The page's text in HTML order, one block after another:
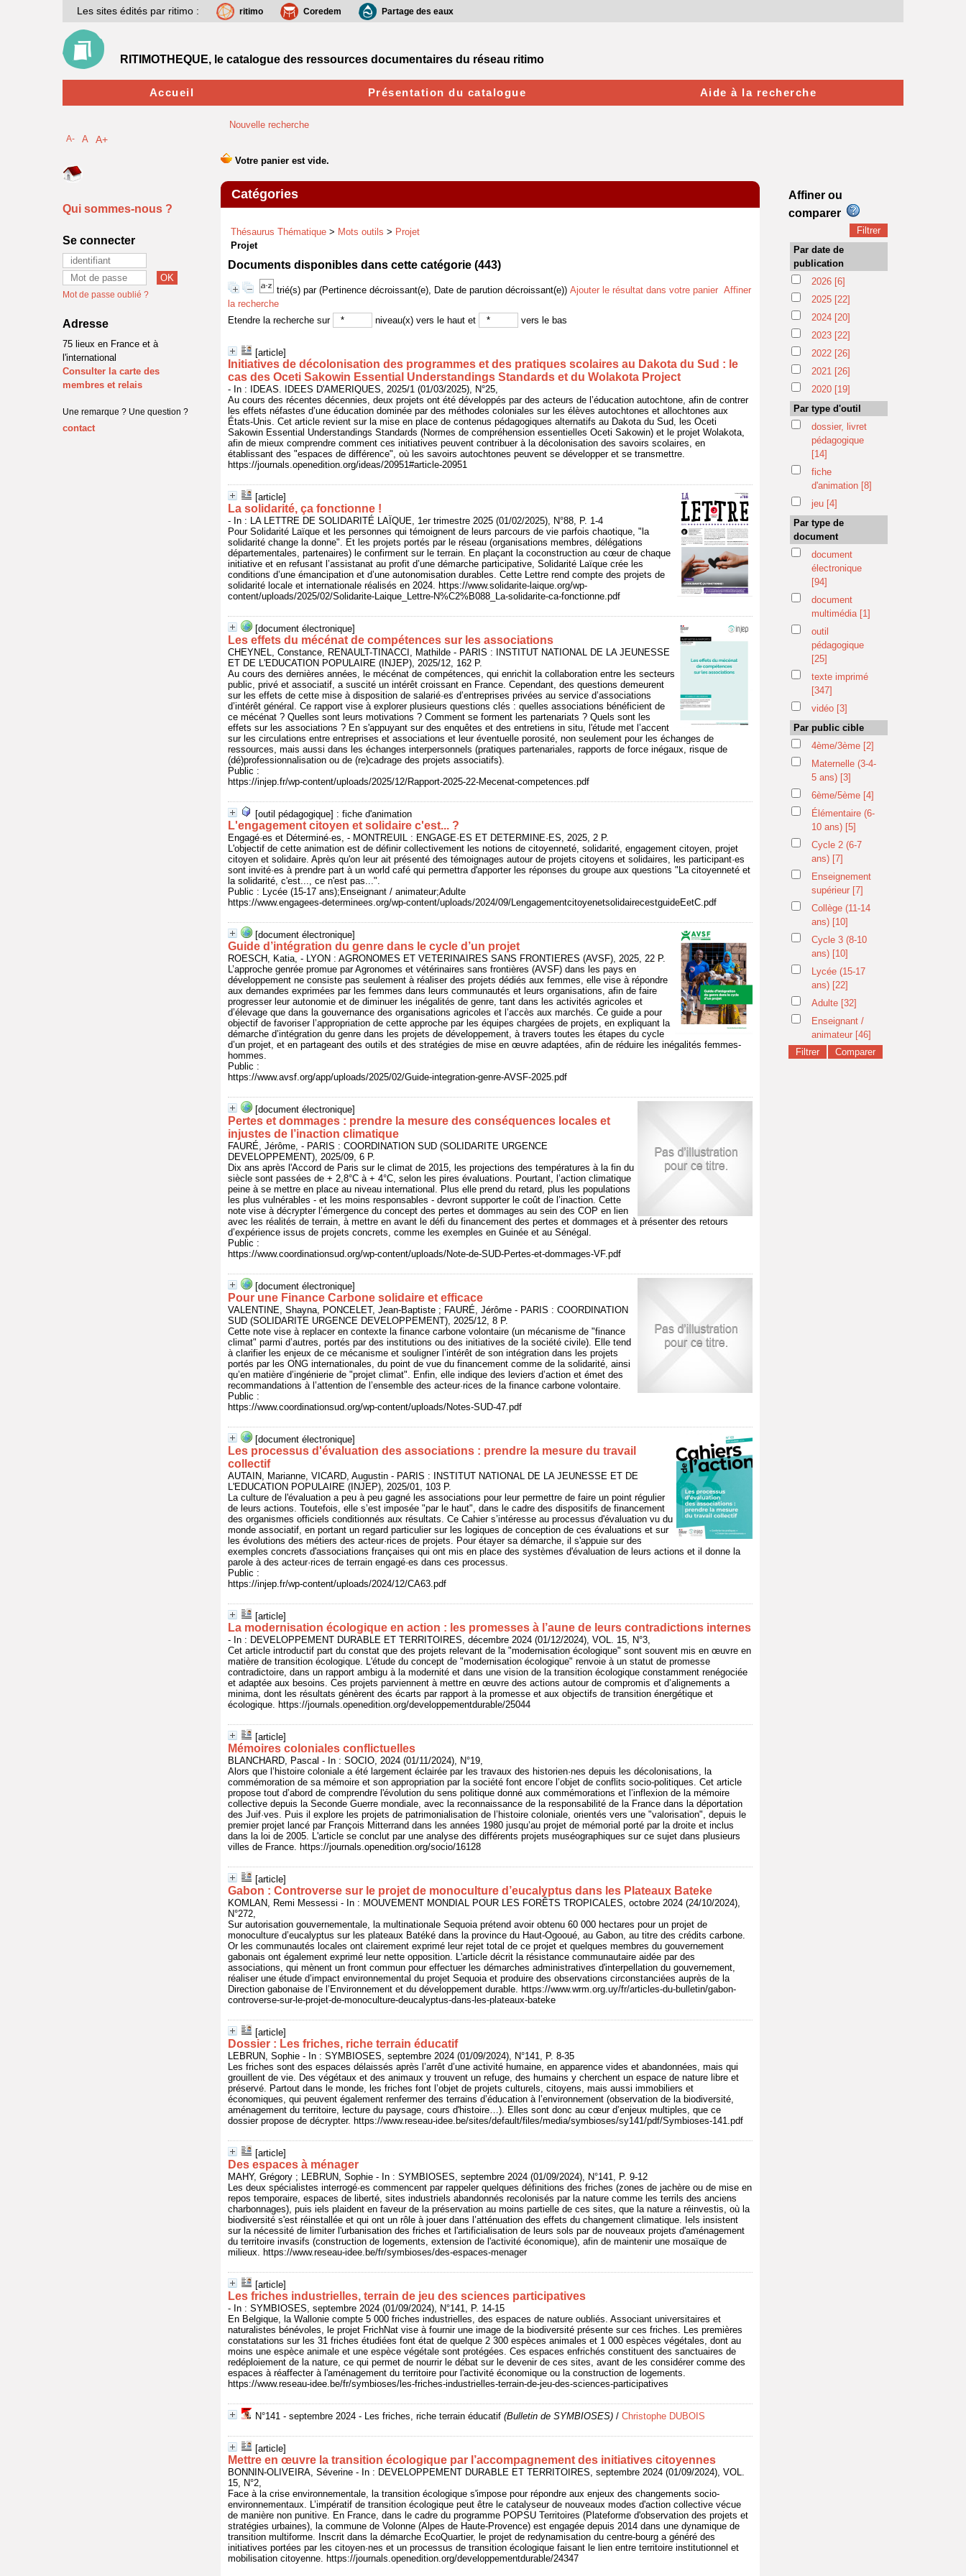
Nouvelle recherche
Catégories
Thésaurus Thématique > Mots outils > Projet
Projet
Documents disponibles dans cette catégorie (443)
trié(s) par (Pertinence décroissant(e), Date de parution décroissant(e)) Ajouter le résultat dans votre panier Affiner
la recherche
Etendre la recherche sur
niveau(x) vers le haut et vers le bas
[article]
Initiatives de décolonisation des programmes et des pratiques scolaires au Dakota du Sud : le
cas des Oceti Sakowin Essential Understandings Standards et du Wolakota Project
- In : IDEAS. IDEES D'AMERIQUES, 2025/1 (01/03/2025), N°25,
Au cours des récentes décennies, deux projets ont été développés par des acteurs de l’éducation autochtone, afin de contrer
les effets néfastes d’une éducation dominée par des méthodes coloniales sur les élèves autochtones et allochtones aux
États-Unis. Cet article revient sur la mise en place de contenus pédagogiques alternatifs au Dakota du Sud, les Oceti
Sakowin Essential Understandings Standards (Normes de compréhension essentielles Oceti Sakowin) et le projet Wolakota,
afin de mieux comprendre comment ces initiatives peuvent contribuer à la décolonisation des savoirs scolaires, en
établissant des "espaces de différence", où les savoirs autochtones peuvent se développer et se transmettre.
https://journals.openedition.org/ideas/20951#article-20951
[article]
La solidarité, ça fonctionne !
- In : LA LETTRE DE SOLIDARITÉ LAÏQUE, 1er trimestre 2025 (01/02/2025), N°88, P. 1-4
Pour Solidarité Laïque et les personnes qui témoignent de leurs parcours de vie parfois chaotique, "la
solidarité change la donne". Et les projets portés par le réseau (organisations membres, délégations
départementales, partenaires) le confirment sur le terrain. En plaçant la coconstruction au cœur de chaque
initiative et en refusant l’assistanat au profit d’une démarche participative, Solidarité Laïque crée les
conditions d’une émancipation et d’une autonomisation durables. Cette Lettre rend compte des projets de
solidarité locale et internationale réalisés en 2024. https://www.solidarite-laique.org/wp-
content/uploads/2025/02/Solidarite-Laique_Lettre-N%C2%B088_La-solidarite-ca-fonctionne.pdf
[document électronique]
Les effets du mécénat de compétences sur les associations
CHEYNEL, Constance, RENAULT-TINACCI, Mathilde - PARIS : INSTITUT NATIONAL DE LA JEUNESSE
ET DE L'EDUCATION POPULAIRE (INJEP), 2025/12, 162 P.
Au cours des dernières années, le mécénat de compétences, qui enrichit la collaboration entre les secteurs
public, privé et associatif, a suscité un intérêt croissant en France. Cependant, des questions demeurent
sur les effets de cette mise à disposition de salarié·es d’entreprises privées au service d’associations
d’intérêt général. Ce rapport vise à explorer plusieurs questions clés : quelles associations bénéficient de
ce mécénat ? Quelles sont leurs motivations ? Comment se forment les partenariats ? Quels sont les
effets sur les associations ? En s'appuyant sur des enquêtes et des entretiens in situ, l'étude met l’accent
sur les circulations entre entreprises et associations et leur éventuelle porosité, non seulement pour les échanges de
ressources, mais aussi dans les échanges interpersonnels (pratiques partenariales, rapports de force inégaux, risque de
(dé)professionnalisation ou de (re)cadrage des projets associatifs).
Public :
https://injep.fr/wp-content/uploads/2025/12/Rapport-2025-22-Mecenat-competences.pdf
[outil pédagogique] : fiche d'animation
L'engagement citoyen et solidaire c'est... ?
Engagé·es et Déterminé·es, - MONTREUIL : ENGAGE·ES ET DETERMINE·ES, 2025, 2 P.
L'objectif de cette animation est de définir collectivement les notions de citoyenneté, solidarité, engagement citoyen, projet
citoyen et solidaire. Après qu'on leur ait présenté des témoignages autour de projets citoyens et solidaires, les participant·es
sont invité·es à prendre part à un world café qui permettra d'apporter les réponses du groupe aux questions "La citoyenneté et
la solidarité, c'est..., ce n'est pas...".
Public : Lycée (15-17 ans);Enseignant / animateur;Adulte
https://www.engagees-determinees.org/wp-content/uploads/2024/09/LengagementcitoyenetsolidairecestguideEetC.pdf
[document électronique]
Guide d’intégration du genre dans le cycle d’un projet
ROESCH, Katia, - LYON : AGRONOMES ET VETERINAIRES SANS FRONTIERES (AVSF), 2025, 22 P.
L’approche genrée promue par Agronomes et vétérinaires sans frontières (AVSF) dans les pays en
développement ne consiste pas seulement à réaliser des projets dédiés aux femmes, elle vise à répondre
aux demandes exprimées par les femmes dans leurs communautés et leurs organisations, afin de faire
progresser leur autonomie et de diminuer les inégalités de genre, tant dans les activités agricoles et
d’élevage que dans la gouvernance des organisations agricoles et l’accès aux marchés. Ce guide a pour
objectif de favoriser l’appropriation de cette approche par les équipes chargées de projets, en expliquant la
démarche d’intégration du genre dans les projets de développement, à travers toutes les étapes du cycle
d’un projet, et en partageant des outils et des stratégies de mise en œuvre adaptées, afin de réduire les inégalités femmes-
hommes.
Public :
https://www.avsf.org/app/uploads/2025/02/Guide-integration-genre-AVSF-2025.pdf
[document électronique]
Pertes et dommages : prendre la mesure des conséquences locales et
injustes de l’inaction climatique
FAURÉ, Jérôme, - PARIS : COORDINATION SUD (SOLIDARITE URGENCE
DEVELOPPEMENT), 2025/09, 6 P.
Dix ans après l'Accord de Paris sur le climat de 2015, les projections des températures à la fin du
siècle sont passées de + 2,8°C à + 4°C, selon les pires évaluations. Pourtant, l’action climatique
peine à se mettre en place au niveau international. Plus elle prend du retard, plus les populations
les plus vulnérables - et les moins responsables - devront supporter le coût de l’inaction. Cette
note vise à décrypter l’émergence du concept des pertes et dommages au sein des COP en lien
avec les réalités de terrain, à mettre en avant le défi du financement des pertes et dommages et à présenter des retours
d’expérience issus de projets concrets, comme les exemples en Guinée et au Sénégal.
Public :
https://www.coordinationsud.org/wp-content/uploads/Note-de-SUD-Pertes-et-dommages-VF.pdf
[document électronique]
Pour une Finance Carbone solidaire et efficace
VALENTINE, Shayna, PONCELET, Jean-Baptiste ; FAURÉ, Jérôme - PARIS : COORDINATION
SUD (SOLIDARITE URGENCE DEVELOPPEMENT), 2025/12, 8 P.
Cette note vise à replacer en contexte la finance carbone volontaire (un mécanisme de "finance
climat" parmi d’autres, portés par des institutions ou des initiatives de la société civile). Elle tend
à clarifier les enjeux de ce mécanisme et souligner l’intérêt de son intégration dans les projets
portés par les ONG internationales, du point de vue du financement comme de la solidarité, ainsi
qu’en matière d’ingénierie de "projet climat". Enfin, elle indique des leviers d’action et émet des
recommandations à l’attention de l’ensemble des acteur·rices de la finance carbone volontaire.
Public :
https://www.coordinationsud.org/wp-content/uploads/Notes-SUD-47.pdf
[document électronique]
Les processus d'évaluation des associations : prendre la mesure du travail
collectif
AUTAIN, Marianne, VICARD, Augustin - PARIS : INSTITUT NATIONAL DE LA JEUNESSE ET DE
L'EDUCATION POPULAIRE (INJEP), 2025/01, 103 P.
La culture de l'évaluation a peu à peu gagné les associations pour leur permettre de faire un point régulier
de leurs actions. Toutefois, elle s’est imposée "par le haut", dans le cadre des dispositifs de financement
des organismes officiels conditionnés aux résultats. Ce Cahier s’intéresse au processus d'évaluation vu du
monde associatif, en portant un regard particulier sur les logiques de conception de ces évaluations et sur
les évolutions des métiers des acteur·rices de projets. Pour étayer sa démarche, il s'appuie sur des
exemples concrets d'associations françaises qui ont mis en place des systèmes d'évaluation de leurs actions et il donne la
parole à des acteur·rices de terrain engagé·es dans ces processus.
Public :
https://injep.fr/wp-content/uploads/2024/12/CA63.pdf
[article]
La modernisation écologique en action : les promesses à l’aune de leurs contradictions internes
- In : DEVELOPPEMENT DURABLE ET TERRITOIRES, décembre 2024 (01/12/2024), VOL. 15, N°3,
Cet article introductif part du constat que des projets relevant de la "modernisation écologique" sont souvent mis en œuvre en
matière de transition écologique. L'étude du concept de "modernisation écologique" renvoie à un statut de promesse
contradictoire, dans un rapport ambigu à la modernité et dans une vision de la transition écologique constamment renégociée
et adaptée aux besoins. Ces projets parviennent à mettre en œuvre des actions autour de compromis et d’alignements a
minima, dont les résultats génèrent des écarts par rapport à la promesse et aux objectifs de transition énergétique et
écologique. https://journals.openedition.org/developpementdurable/25044
[article]
Mémoires coloniales conflictuelles
BLANCHARD, Pascal - In : SOCIO, 2024 (01/11/2024), N°19,
Alors que l’histoire coloniale a été largement éclairée par les travaux des historien·nes depuis les décolonisations, la
commémoration de sa mémoire et son appropriation par la société font encore l’objet de conflits socio-politiques. Cet article
propose tout d’abord de comprendre l'évolution du sens politique donné aux commémorations et l’inflexion de la mémoire
collective depuis la Seconde Guerre mondiale, avec la reconnaissance de la responsabilité de la France dans la déportation
des Juif·ves. Puis il explore les projets de patrimonialisation de l’histoire coloniale, orientés vers une "valorisation", depuis le
premier projet lancé par François Mitterrand dans les années 1980 jusqu’au projet de mémorial porté par la droite et inclus
dans la loi de 2005. L'article se conclut par une analyse des différents projets muséographiques sur ce sujet dans plusieurs
villes de France. https://journals.openedition.org/socio/16128
[article]
Gabon : Controverse sur le projet de monoculture d’eucalyptus dans les Plateaux Bateke
KOMLAN, Remi Messessi - In : MOUVEMENT MONDIAL POUR LES FORÊTS TROPICALES, octobre 2024 (24/10/2024),
N°272,
Sur autorisation gouvernementale, la multinationale Sequoia prétend avoir obtenu 60 000 hectares pour un projet de
monoculture d’eucalyptus sur les plateaux Batéké dans la province du Haut-Ogooué, au Gabon, au titre des crédits carbone.
Or les communautés locales ont clairement exprimé leur rejet total de ce projet et quelques membres du gouvernement
gabonais ont également exprimé leur nette opposition. L'article décrit la résistance communautaire aidée par des
associations, qui mènent un front commun pour effectuer les démarches administratives d'interpellation du gouvernement,
réaliser une étude d’impact environnemental du projet Sequoia et produire des observations circonstanciées auprès de la
Direction gabonaise de l’Environnement et du développement durable. https://www.wrm.org.uy/fr/articles-du-bulletin/gabon-
controverse-sur-le-projet-de-monoculture-deucalyptus-dans-les-plateaux-bateke
[article]
Dossier : Les friches, riche terrain éducatif
LEBRUN, Sophie - In : SYMBIOSES, septembre 2024 (01/09/2024), N°141, P. 8-35
Les friches sont des espaces délaissés après l’arrêt d’une activité humaine, en apparence vides et abandonnées, mais qui
grouillent de vie. Des végétaux et des animaux y trouvent un refuge, des humains y cherchent un espace de nature libre et
préservé. Partout dans le monde, les friches font l’objet de projets culturels, citoyens, mais aussi immobiliers et
économiques, qui peuvent également renfermer des terrains d’éducation à l’environnement (observation de la biodiversité,
aménagement du territoire, lecture du paysage, cours d'histoire…). Elles sont donc au cœur d’enjeux multiples, que ce
dossier propose de décrypter. https://www.reseau-idee.be/sites/default/files/media/symbioses/sy141/pdf/Symbioses-141.pdf
[article]
Des espaces à ménager
MAHY, Grégory ; LEBRUN, Sophie - In : SYMBIOSES, septembre 2024 (01/09/2024), N°141, P. 9-12
Les deux spécialistes interrogé·es commencent par rappeler quelques définitions des friches (zones de jachère ou de mise en
repos temporaire, espaces de liberté, sites industriels abandonnés recolonisés par la nature comme les terrils des anciens
charbonnages), puis iels plaident en faveur de la préservation au moins partielle de ces sites, que la nature a réinvestis, où la
biodiversité s'est réinstallée et qui ont un rôle à jouer dans l’atténuation des effets du changement climatique. Iels insistent
sur la nécessité de limiter l'urbanisation des friches et l'artificialisation de leurs sols par de nouveaux projets d'aménagement
du territoire invasifs (construction de logements, extension de l'activité économique), afin de maintenir une mosaïque de
milieux. https://www.reseau-idee.be/fr/symbioses/des-espaces-menager
[article]
Les friches industrielles, terrain de jeu des sciences participatives
- In : SYMBIOSES, septembre 2024 (01/09/2024), N°141, P. 14-15
En Belgique, la Wallonie compte 5 000 friches industrielles, des espaces de nature oubliés. Associant universitaires et
naturalistes bénévoles, le projet FrichNat vise à fournir une image de la biodiversité présente sur ces friches. Les premières
constatations sur les 31 friches étudiées font état de quelque 2 300 espèces animales et 1 000 espèces végétales, dont au
moins une espèce animale et une espèce végétale sont protégées. Ces espaces enfrichés constituent des sanctuaires de
redéploiement de la nature, ce qui permet de nourrir le débat sur le devenir de ces sites, avant de les considérer comme des
espaces à réaffecter à l'aménagement du territoire pour l'activité économique ou la construction de logements.
https://www.reseau-idee.be/fr/symbioses/les-friches-industrielles-terrain-de-jeu-des-sciences-participatives
N°141 - septembre 2024 - Les friches, riche terrain éducatif (Bulletin de SYMBIOSES) / Christophe DUBOIS
[article]
Mettre en œuvre la transition écologique par l’accompagnement des initiatives citoyennes
BONNIN-OLIVEIRA, Séverine - In : DEVELOPPEMENT DURABLE ET TERRITOIRES, septembre 2024 (01/09/2024), VOL.
15, N°2,
Face à la crise environnementale, la transition écologique s'impose pour répondre aux enjeux des changements socio-
environnementaux. L’impératif de transition écologique peut être le catalyseur de nouveaux modes d'action collective vécue
de manière non punitive. En France, dans le cadre du programme POPSU Territoires (Plateforme d'observation des projets et
stratégies urbaines), la commune de Volonne (Alpes de Haute-Provence) est engagée depuis 2014 dans une dynamique de
transition multiforme. Inscrit dans la démarche EcoQuartier, le projet de redynamisation du centre-bourg a généré des
initiatives portées par les citoyen·nes et un processus de transition écologique faisant le lien entre territoire institutionnel et
mobilisation citoyenne. https://journals.openedition.org/developpementdurable/24347
Les sites édités par ritimo : ritimo Coredem Partage des eaux
RITIMOTHEQUE, le catalogue des ressources documentaires du réseau ritimo
Accueil Présentation du catalogue Aide à la recherche
A- A A+
Qui sommes-nous ?
Se connecter
Mot de passe oublié ?
Adresse
75 lieux en France et à
l'international
Consulter la carte des
membres et relais
Une remarque ? Une question ?
contact
Affiner ou
comparer
Par date de
publication
2026 [6]
2025 [22]
2024 [20]
2023 [22]
2022 [26]
2021 [26]
2020 [19]
Par type d'outil
dossier, livret
pédagogique
[14]
fiche
d'animation [8]
jeu [4]
Par type de
document
document
électronique
[94]
document
multimédia [1]
outil
pédagogique
[25]
texte imprimé
[347]
vidéo [3]
Par public cible
4ème/3ème [2]
Maternelle (3-4-
5 ans) [3]
6ème/5ème [4]
Élémentaire (6-
10 ans) [5]
Cycle 2 (6-7
ans) [7]
Enseignement
supérieur [7]
Collège (11-14
ans) [10]
Cycle 3 (8-10
ans) [10]
Lycée (15-17
ans) [22]
Adulte [32]
Enseignant /
animateur [46]